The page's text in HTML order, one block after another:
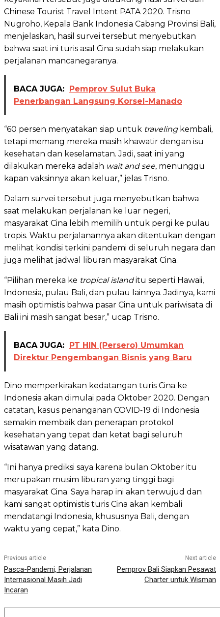
Chinese Tourist Travel Intent PATA 2020. Trisno
Nugroho, Kepala Bank Indonesia Cabang Provinsi Bali,
menjelaskan, hasil survei tersebut menyebutkan
bahwa saat ini turis asal Cina sudah siap melakukan
perjalanan mancanegaranya.
BACA JUGA: Pemprov Sulut Buka
Penerbangan Langsung Korsel-Manado
“60 persen menyatakan siap untuk traveling kembali,
tetapi memang mereka masih khawatir dengan isu
kesehatan dan keselamatan. Jadi, saat ini yang
dilakukan mereka adalah wait and see, menunggu
kapan vaksinnya akan keluar,” jelas Trisno.
Dalam survei tersebut juga menyebutkan bahwa
saat melakukan perjalanan ke luar negeri,
masyarakat Cina lebih memilih untuk pergi ke pulau
tropis. Waktu perjalanannya akan ditentukan dengan
melihat kondisi terkini pandemi di seluruh negara dan
juga melihat jadwal liburan masyarakat Cina.
“Pilihan mereka ke tropical islanditu seperti Hawaii,
Indonesia, pulau Bali, dan pulau lainnya. Jadinya, kami
masih optimistis bahwa pasar Cina untuk pariwisata di
Bali ini masih sangat besar,” ucap Trisno.
BACA JUGA: PT HIN (Persero) Umumkan
Direktur Pengembangan Bisnis yang Baru
Dino memperkirakan kedatangan turis Cina ke
Indonesia akan dimulai pada Oktober 2020. Dengan
catatan, kasus penanganan COVID-19 di Indonesia
semakin membaik dan penerapan protokol
kesehatan yang tepat dan ketat bagi seluruh
wisatawan yang datang.
“Ini hanya prediksi saya karena bulan Oktober itu
merupakan musim liburan yang tinggi bagi
masyarakat Cina. Saya harap ini akan terwujud dan
kami sangat optimistis turis Cina akan kembali
mendatangi Indonesia, khususnya Bali, dengan
waktu yang cepat,” kata Dino.
Previous article
Pasca-Pandemi, Perjalanan
Internasional Masih Jadi
Incaran
Next article
Pemprov Bali Siapkan Pesawat
Charter untuk Wisman